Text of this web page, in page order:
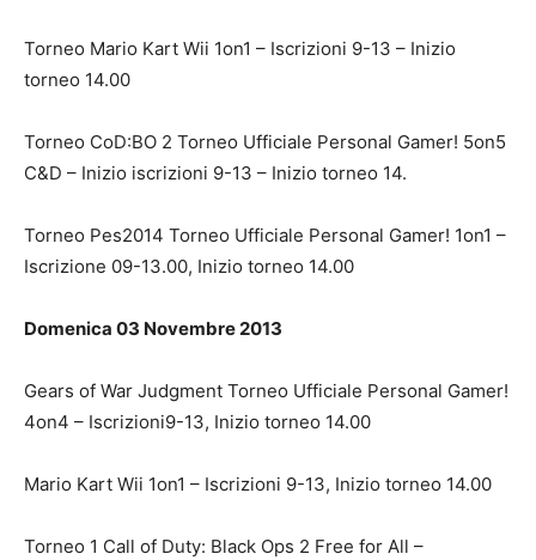
Torneo Mario Kart Wii 1on1 – Iscrizioni 9-13 – Inizio
torneo 14.00
Torneo CoD:BO 2 Torneo Ufficiale Personal Gamer! 5on5
C&D – Inizio iscrizioni 9-13 – Inizio torneo 14.
Torneo Pes2014 Torneo Ufficiale Personal Gamer! 1on1 –
Iscrizione 09-13.00, Inizio torneo 14.00
Domenica 03 Novembre 2013
Gears of War Judgment Torneo Ufficiale Personal Gamer!
4on4 – Iscrizioni9-13, Inizio torneo 14.00
Mario Kart Wii 1on1 – Iscrizioni 9-13, Inizio torneo 14.00
Torneo 1 Call of Duty: Black Ops 2 Free for All –